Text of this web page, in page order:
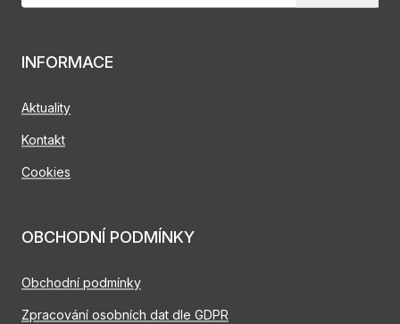
INFORMACE
Aktuality
Kontakt
Cookies
OBCHODNÍ PODMÍNKY
Obchodní podmínky
Zpracování osobních dat dle GDPR